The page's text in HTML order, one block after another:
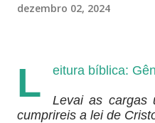
dezembro 02, 2024
L eitura bíblica:
Levai as cargas
cumprireis a lei de